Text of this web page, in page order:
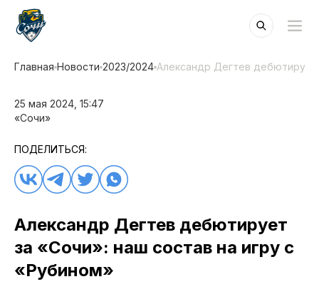
Главная Новости 2023/2024 Александр Дегтев дебютирует
25 мая 2024, 15:47
«Сочи»
ПОДЕЛИТЬСЯ:
Александр Дегтев дебютирует
за «Сочи»: наш состав на игру с
«Рубином»